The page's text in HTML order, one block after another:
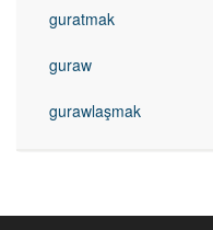
guratmak
guraw
gurawlaşmak